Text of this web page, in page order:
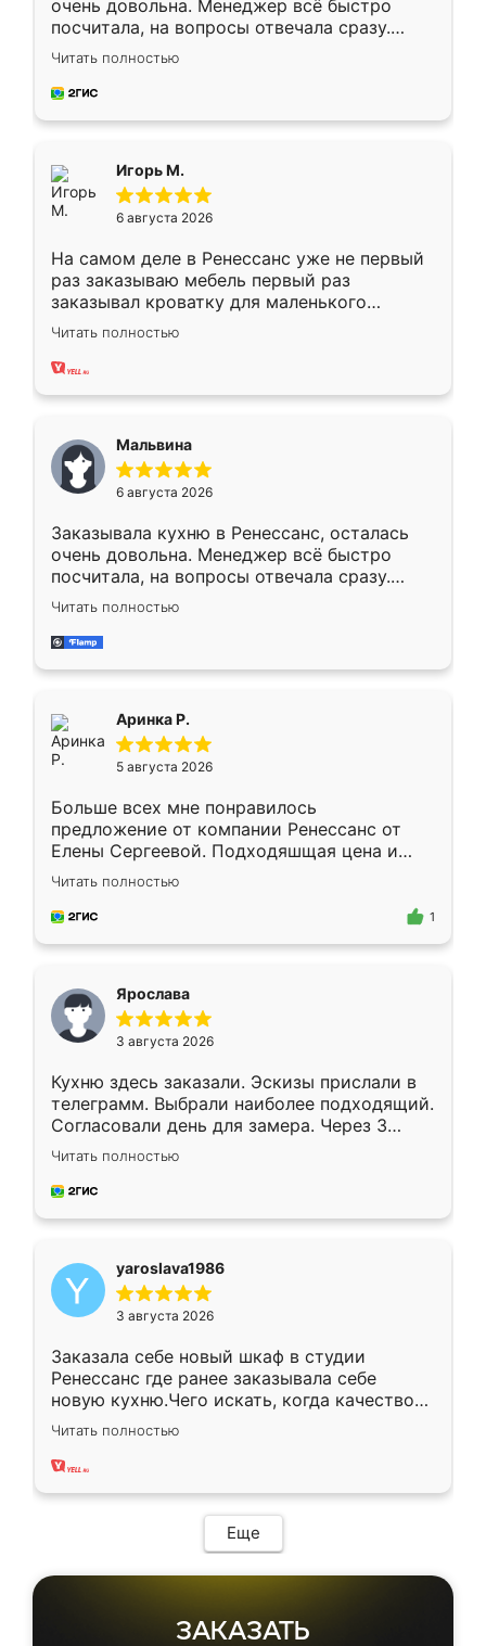
очень довольна. Менеджер всё быстро
посчитала, на вопросы отвечала сразу.
Замерщик приехал в субботу, подошёл к
делу со всей ответственностью. Собрали
за день, ребята работали аккуратно, даже
Читать полностью
Игорь М.
6 августа 2026
На самом деле в Ренессанс уже не первый
раз заказываю мебель первый раз
заказывал кроватку для маленького
ребёнка при его рождении ,во второй раз
заказал шкаф-купе. По качеству очень
хорошее сборка достаточно быстрая,
меньше, здесь же он более разнообразный.
Мне нравится ,если что-то потребуется из
мебели буду заказывать только здесь.
Читать полностью
Мальвина
6 августа 2026
Заказывала кухню в Ренессанс, осталась
очень довольна. Менеджер всё быстро
посчитала, на вопросы отвечала сразу.
Замерщик приехал в субботу, подошёл к
делу со всей ответственностью. Собрали
за день, ребята работали аккуратно, даже
Читать полностью
Аринка Р.
5 августа 2026
Больше всех мне понравилось
предложение от компании Ренессанс от
Елены Сергеевой. Подходяшщая цена и
короткие сроки изготовления. Приехавший
для замера сотрудник Владислав
предложил по моему эскизу самый
Читать полностью
1
Ярослава
3 августа 2026
Кухню здесь заказали. Эскизы прислали в
телеграмм. Выбрали наиболее подходящий.
Согласовали день для замера. Через 3
недели кухня была уже готова. Остались
довольны работой. Спасибо Ренессанс
мебель за качественную работу!
Читать полностью
yaroslava1986
3 августа 2026
Заказала себе новый шкаф в студии
Ренессанс где ранее заказывала себе
новую кухню.Чего искать, когда качеством
вполне довольна. Служит кухня уже почти
два года, нареканий нет.
Читать полностью
Еще
ЗАКАЗАТЬ